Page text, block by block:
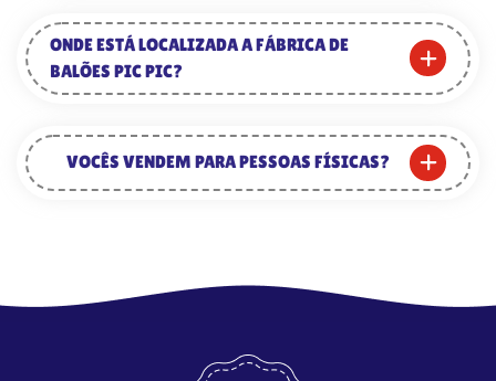
ONDE ESTÁ LOCALIZADA A FÁBRICA DE
BALÕES PIC PIC?
VOCÊS VENDEM PARA PESSOAS FÍSICAS?